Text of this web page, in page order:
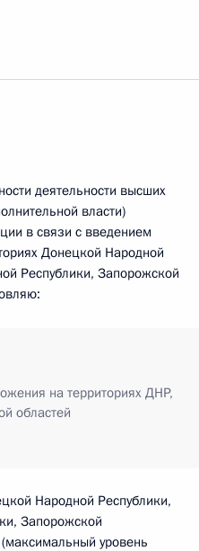
деятельности высших
власти)
в связи с введением
Донецкой Народной
Республики, Запорожской
на территориях ДНР,
областей
Народной Республики,
Запорожской
уровень